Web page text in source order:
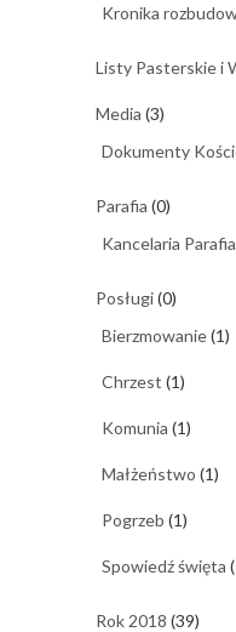
Kronika
Listy Pasterskie i
Media (3)
Dokumenty
Parafia (0)
Kancelaria
Posługi(0)
Bierzmowanie(1)
Chrzest (1)
Komunia (1)
Małżeństwo (1)
Pogrzeb (1)
Spowiedź święta
Rok 2018 (39)